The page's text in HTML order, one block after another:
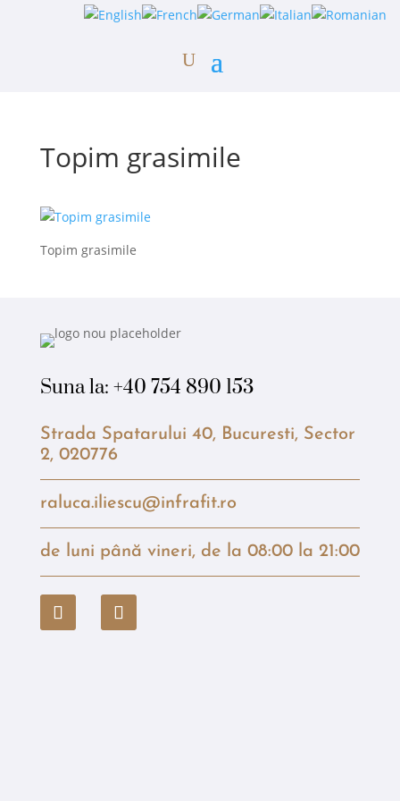
Topim grasimile
Topim grasimile
Suna la: +40 754 890 153
Strada Spatarului 40, Bucuresti, Sector
2, 020776
raluca.iliescu@infrafit.ro
de luni până vineri, de la 08:00 la 21:00